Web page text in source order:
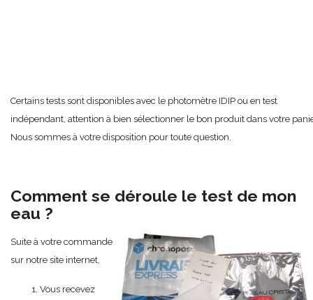
Certains tests sont disponibles avec le photomètre IDIP ou en test
indépendant, attention à bien sélectionner le bon produit dans votre
Nous sommes à votre disposition pour toute question.
Comment se déroule le test de mon
eau ?
Suite à votre commande
sur notre site internet,
1. Vous recevez